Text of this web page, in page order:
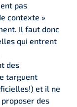
pas
contexte »
Il faut donc
qui entrent
des
targuent
et il ne
des